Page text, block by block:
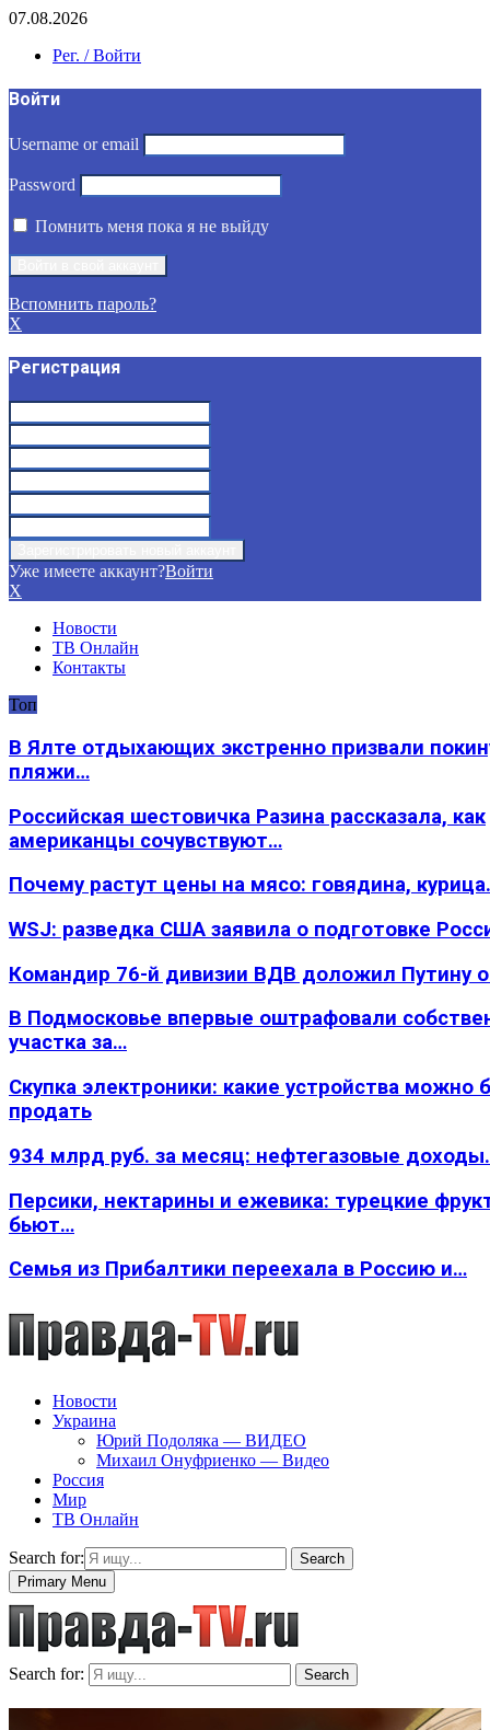
07.08.2026
Рег. / Войти
Войти
Username or email
Password
Помнить меня пока я не выйду
Вспомнить пароль?
X
Регистрация
Уже имеете аккаунт?Войти
X
Новости
ТВ Онлайн
Контакты
Топ
В Ялте отдыхающих экстренно призвали
пляжи…
Российская шестовичка Разина рассказала, как
американцы сочувствуют…
Почему растут цены на мясо: говядина,
WSJ: разведка США заявила о подготовке
Командир 76-й дивизии ВДВ доложил Путину
В Подмосковье впервые оштрафовали
участка за…
Скупка электроники: какие устройства можно
продать
934 млрд руб. за месяц: нефтегазовые
Персики, нектарины и ежевика: турецкие
бьют…
Семья из Прибалтики переехала в Россию и…
Новости
Украина
Юрий Подоляка — ВИДЕО
Михаил Онуфриенко — Видео
Россия
Мир
ТВ Онлайн
Search for:
Search
Primary Menu
Search for: Search